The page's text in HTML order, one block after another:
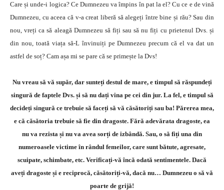
Care și unde-i logica? Ce Dumnezeu va împins în pat la el? Cu ce e de vină
Dumnezeu, cu aceea că v-a creat liberă să alegeți între bine și rău? Sau din
nou, vreți ca să aleagă Dumnezeu să fiți sau să nu fiți cu prietenul Dvs. și
din nou, toată viața să-L învinuiți pe Dumnezeu precum că el va dat un
astfel de soț? Cam așa mi se pare că se primește la Dvs!
Nu vreau să vă supăr, dar sunteți destul de mare, e timpul să răspundeți
singură de faptele Dvs. și să nu dați vina pe cei din jur. La fel, e timpul să
decideți singură ce trebuie să faceți să vă căsătoriți sau ba! Părerea mea,
e că căsătoria trebuie să fie din dragoste. Fără adevărata dragoste, ea
nu va rezista și nu va avea sorți de izbândă. Sau, o să fiți una din
numeroasele victime în rândul femeilor, care sunt bătute, agresate,
scuipate, schimbate, etc. Verificați-vă încă odată sentimentele. Dacă
aveți dragoste și e reciprocă, căsătoriți-vă, dacă nu… Dumnezeu o să vă
poarte de grijă!